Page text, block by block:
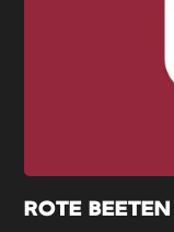
ROTE BEETEN